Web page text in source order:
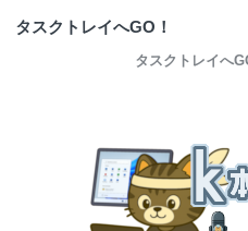
タスクトレイへGO！
タスクトレイへ